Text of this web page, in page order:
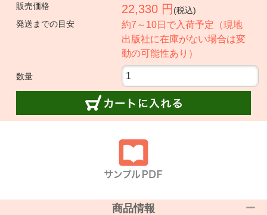
販売価格
22,330 円 (税込)
発送までの目安
約7～10日で入荷予定（現地
出版社に在庫がない場合は変
動の可能性あり）
数量
商品情報